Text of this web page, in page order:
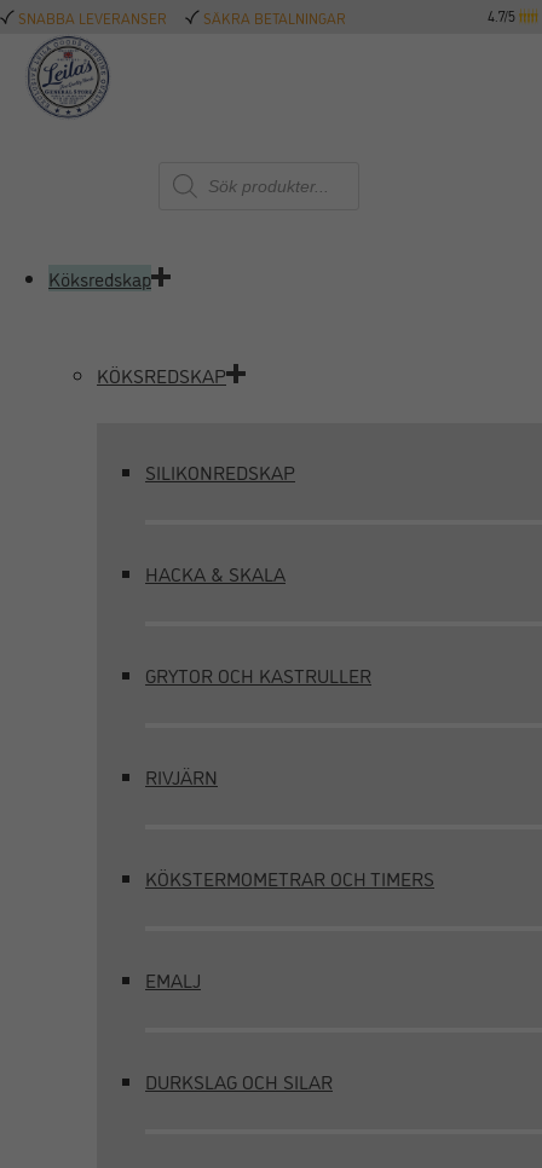
SNABBA LEVERANSER SÄKRA BETALNINGAR 4.7/5
Produktsökning
Köksredskap
KÖKSREDSKAP
SILIKONREDSKAP
HACKA & SKALA
GRYTOR OCH KASTRULLER
RIVJÄRN
KÖKSTERMOMETRAR OCH TIMERS
EMALJ
DURKSLAG OCH SILAR